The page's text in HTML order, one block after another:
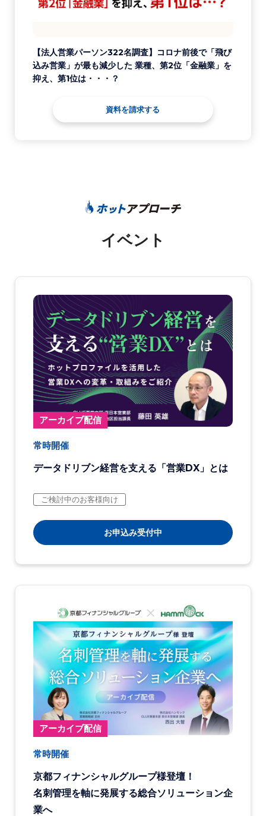
【法人営業パーソン322名調査】コロナ前後で「飛び
込み営業」が最も減少した 業種、第2位「金融業」を
抑え、第1位は・・・？
資料を請求する
イベント
アーカイブ配信
常時開催
データドリブン経営を支える「営業DX」とは
ご検討中のお客様向け
お申込み受付中
アーカイブ配信
常時開催
京都フィナンシャルグループ様登壇！
名刺管理を軸に発展する総合ソリューション企
業へ